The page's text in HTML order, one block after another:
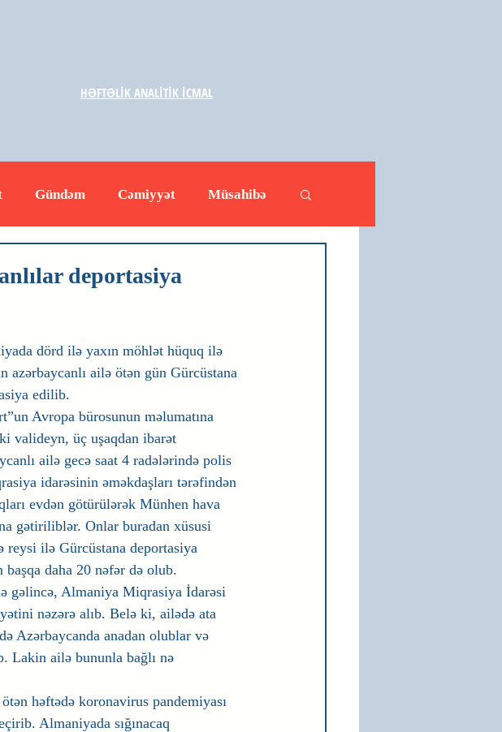
Gündəm Cəmiyyət Müsahibə
deportasiya
dörd ilə yaxın möhlət hüquq ilə
azərbaycanlı ailə ötən gün Gürcüstana
edilib.
Avropa bürosunun məlumatına
valideyn, üç uşaqdan ibarət
ailə gecə saat 4 radələrində polis
idarəsinin əməkdaşları tərəfindən
evdən götürülərək Münhen hava
gətiriliblər. Onlar buradan xüsusi
reysi ilə Gürcüstana deportasiya
daha 20 nəfər də olub.
gəlincə, Almaniya Miqrasiya İdarəsi
nəzərə alıb. Belə ki, ailədə ata
Azərbaycanda anadan olublar və
Lakin ailə bununla bağlı nə
həftədə koronavirus pandemiyası
Almaniyada sığınacaq
HƏFTƏLİK ANALİTİK İCMAL